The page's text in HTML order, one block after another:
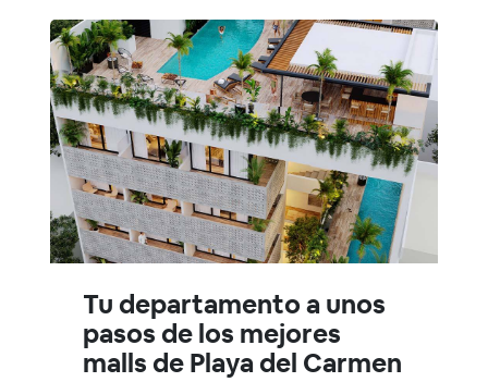
Tu departamento a unos
pasos de los mejores
malls de Playa del Carmen